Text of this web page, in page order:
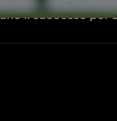
il successo per